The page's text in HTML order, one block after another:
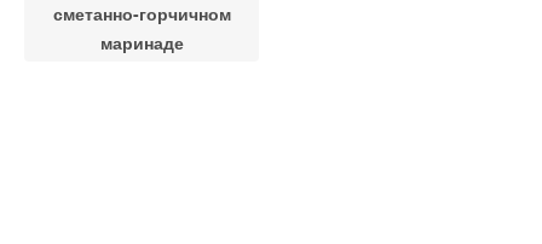
сметанно-горчичном
маринаде